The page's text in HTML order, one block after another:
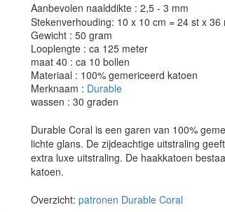
Aanbevolen naalddikte : 2,5 - 3 mm
Stekenverhouding: 10 x 10 cm = 24 st x 36
Gewicht : 50 gram
Looplengte : ca 125 meter
maat 40 : ca 10 bollen
Materiaal : 100% gemericeerd katoen
Merknaam : Durable
wassen : 30 graden
Durable Coral is een garen van 100%
lichte glans. De zijdeachtige uitstraling
extra luxe uitstraling. De haakkatoen
katoen.
Overzicht: patronen Durable Coral